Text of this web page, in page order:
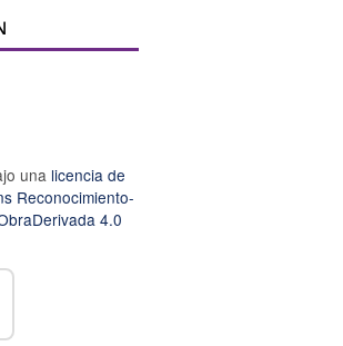
una licencia de
Reconocimiento-
4.0